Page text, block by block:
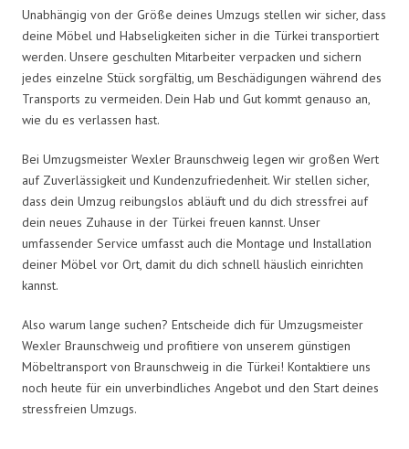
Unabhängig von der Größe deines Umzugs stellen wir sicher, dass
deine Möbel und Habseligkeiten sicher in die Türkei transportiert
werden. Unsere geschulten Mitarbeiter verpacken und sichern
jedes einzelne Stück sorgfältig, um Beschädigungen während des
Transports zu vermeiden. Dein Hab und Gut kommt genauso an,
wie du es verlassen hast.
Bei Umzugsmeister Wexler Braunschweig legen wir großen Wert
auf Zuverlässigkeit und Kundenzufriedenheit. Wir stellen sicher,
dass dein Umzug reibungslos abläuft und du dich stressfrei auf
dein neues Zuhause in der Türkei freuen kannst. Unser
umfassender Service umfasst auch die Montage und Installation
deiner Möbel vor Ort, damit du dich schnell häuslich einrichten
kannst.
Also warum lange suchen? Entscheide dich für Umzugsmeister
Wexler Braunschweig und profitiere von unserem günstigen
Möbeltransport von Braunschweig in die Türkei! Kontaktiere uns
noch heute für ein unverbindliches Angebot und den Start deines
stressfreien Umzugs.